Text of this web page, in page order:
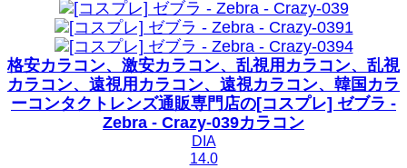
格安カラコン、激安カラコン、乱視用カラコン、乱視
カラコン、遠視用カラコン、遠視カラコン、韓国カラ
ーコンタクトレンズ通販専門店の[コスプレ] ゼブラ -
Zebra - Crazy-039カラコン
DIA
14.0